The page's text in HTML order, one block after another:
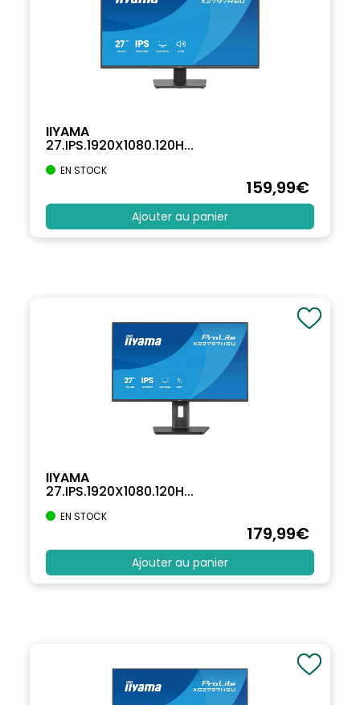
IIYAMA
27.IPS.1920X1080.120H...
EN STOCK
159,99€
Ajouter au panier
IIYAMA
27.IPS.1920X1080.120H...
EN STOCK
179,99€
Ajouter au panier